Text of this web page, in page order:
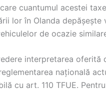
cuantumul acestei
lor în Olanda
de ocazie
interpretarea oferită
națională
cu art. 110 TFUE.